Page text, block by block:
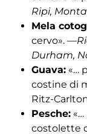
Ripi,
Mela
cervo». —
Durham,
Guava: «…
costine di
Ritz-
Pesche:
costolette